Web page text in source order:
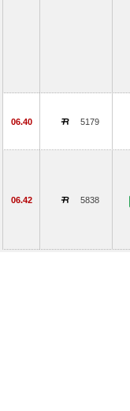
06.40 5179
06.42 5838